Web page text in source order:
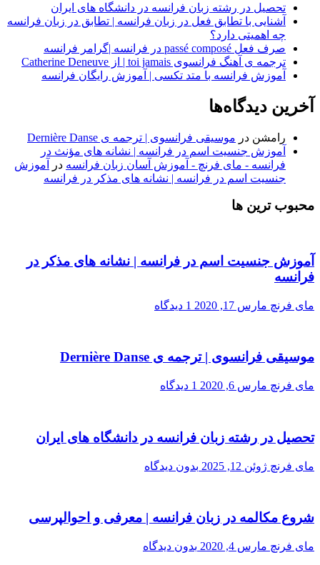
تحصیل در رشته زبان فرانسه در دانشگاه های ایران
آشنایی با تطابق فعل در زبان فرانسه | تطابق در زبان فرانسه
چه اهمیتی دارد؟
صرف فعل passé composé در فرانسه |گرامر فرانسه
ترجمه ی آهنگ فرانسوی toi jamais | از Catherine Deneuve
آموزش فرانسه با متد تکسی | آموزش رایگان فرانسه
آخرین دیدگاه‌ها
رامشن در موسیقی فرانسوی | ترجمه ی Dernière Danse
آموزش جنسیت اسم در فرانسه | نشانه های مؤنث در
فرانسه - مای فرنچ - آموزش آسان زبان فرانسه در
آموزش
جنسیت اسم در فرانسه | نشانه های مذکر در فرانسه
محبوب ترین ها
آموزش جنسیت اسم در فرانسه | نشانه های مذکر در
فرانسه
مای فرنچ مارس 17, 2020 1 دیدگاه
موسیقی فرانسوی | ترجمه ی Dernière Danse
مای فرنچ مارس 6, 2020 1 دیدگاه
تحصیل در رشته زبان فرانسه در دانشگاه های ایران
مای فرنچ ژوئن 12, 2025 بدون دیدگاه
شروع مکالمه در زبان فرانسه | معرفی و احوالپرسی
مای فرنچ مارس 4, 2020 بدون دیدگاه